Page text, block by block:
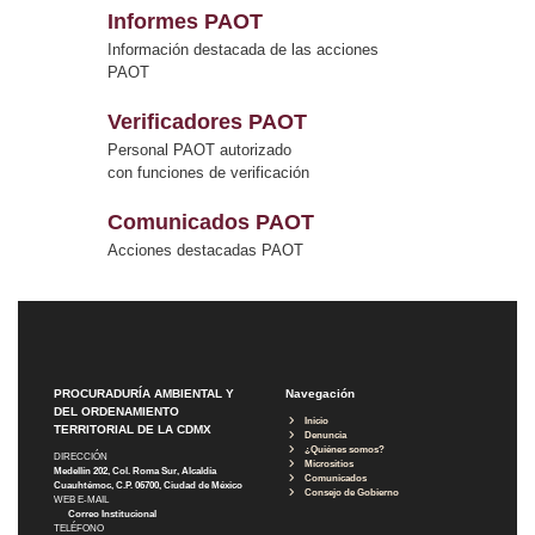
Informes PAOT
Información destacada de las acciones
PAOT
Verificadores PAOT
Personal PAOT autorizado
con funciones de verificación
Comunicados PAOT
Acciones destacadas PAOT
PROCURADURÍA AMBIENTAL Y
DEL ORDENAMIENTO
TERRITORIAL DE LA CDMX
DIRECCIÓN
Medellín 202, Col. Roma Sur, Alcaldía
Cuauhtémoc, C.P. 06700, Ciudad de México
WEB E-MAIL
Correo Institucional
TELÉFONO
Navegación
Inicio
Denuncia
¿Quiénes somos?
Micrositios
Comunicados
Consejo de Gobierno